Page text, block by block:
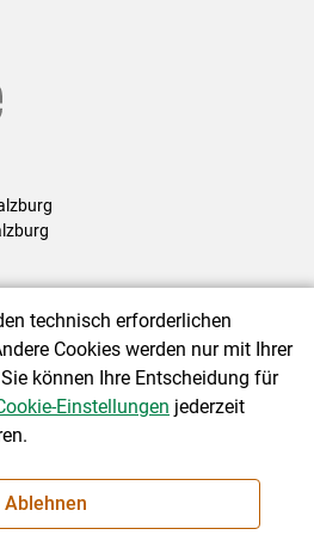
|Barrierefreiheit|
technisch erforderlichen
Cookies werden nur mit Ihrer
können Ihre Entscheidung für
Einstellungen jederzeit
Ablehnen